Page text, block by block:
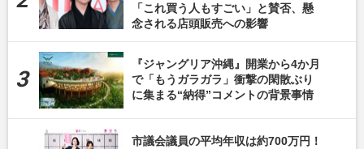
「これ買う人もすごい」と賛否、懸
念される店頭販売への影響
『ジャングリア沖縄』開業から4か月
で「もうガラガラ」衝撃の閑散ぶり
に集まる“納得”コメントの背景事情
市議会議員の平均年収は約700万円！